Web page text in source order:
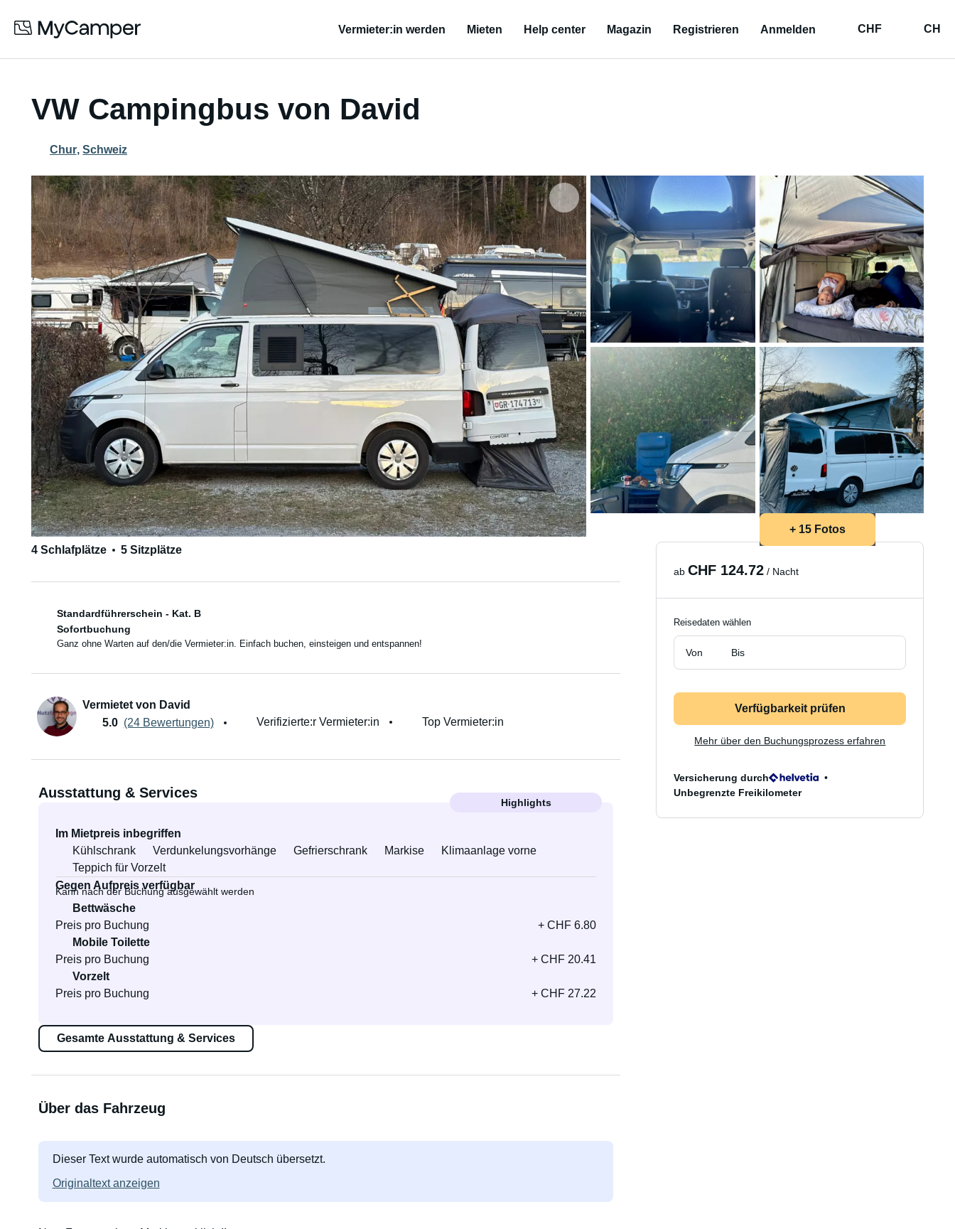
Vermieter:in werden Mieten Help center Magazin Registrieren Anmelden CHF CH
VW Campingbus von David
Chur, Schweiz
+ 15 Fotos
4 Schlafplätze
5 Sitzplätze
Standardführerschein - Kat. B
Sofortbuchung
Ganz ohne Warten auf den/die Vermieter:in. Einfach buchen, einsteigen und entspannen!
Vermietet von David
5.0 (24 Bewertungen) Verifizierte:r Vermieter:in Top Vermieter:in
Ausstattung & Services
Highlights
Im Mietpreis inbegriffen
Kühlschrank
Verdunkelungsvorhänge Gefrierschrank Markise
Klimaanlage vorne
Teppich für Vorzelt
Gegen Aufpreis verfügbar
Kann nach der Buchung ausgewählt werden
Bettwäsche
Preis pro Buchung
+ CHF 6.80
Mobile Toilette
Preis pro Buchung
+ CHF 20.41
Vorzelt
Preis pro Buchung
+ CHF 27.22
Gesamte Ausstattung & Services
Über das Fahrzeug
Dieser Text wurde automatisch von Deutsch übersetzt.
Originaltext anzeigen
abCHF 124.72 / Nacht
Reisedaten wählen
Von Bis
Verfügbarkeit prüfen
Mehr über den Buchungsprozess erfahren
Versicherung durch
Unbegrenzte Freikilometer